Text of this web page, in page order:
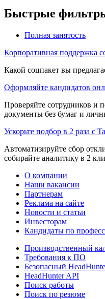
Быстрые
Полная занятость
Корпоративная поддержка
Какой соцпакет вы
Оформляйте кандидатов
Проверяйте сотрудников и
документы без бумаг и
Ускорьте подбор в 2 раза с
Автоматизируйте сбор
собирайте аналитику в 2
О компании
Наши вакансии
Партнерам
Реклама на сайте
Новости и статьи
Инвесторам
Кандидаты по
Производственный
Требования к ПО
Безопасный
HeadHunter API
Поиск работы
Поиск по резюме